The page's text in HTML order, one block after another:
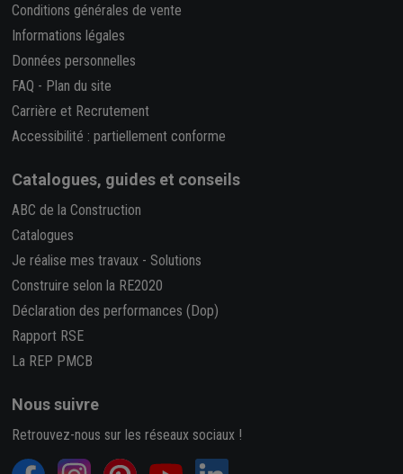
Conditions générales de vente
Informations légales
Données personnelles
FAQ - Plan du site
Carrière et Recrutement
Accessibilité : partiellement conforme
Catalogues, guides et conseils
ABC de la Construction
Catalogues
Je réalise mes travaux - Solutions
Construire selon la RE2020
Déclaration des performances (Dop)
Rapport RSE
La REP PMCB
Nous suivre
Retrouvez-nous sur les réseaux sociaux !